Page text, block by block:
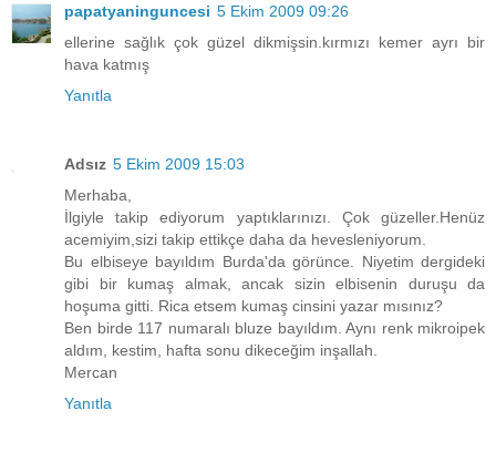
papatyaninguncesi 5 Ekim 2009 09:26
ellerine sağlık çok güzel dikmişsin.kırmızı kemer ayrı bir
hava katmış
Yanıtla
Adsız 5 Ekim 2009 15:03
Merhaba,
İlgiyle takip ediyorum yaptıklarınızı. Çok güzeller.Henüz
acemiyim,sizi takip ettikçe daha da hevesleniyorum.
Bu elbiseye bayıldım Burda'da görünce. Niyetim dergideki
gibi bir kumaş almak, ancak sizin elbisenin duruşu da
hoşuma gitti. Rica etsem kumaş cinsini yazar mısınız?
Ben birde 117 numaralı bluze bayıldım. Aynı renk mikroipek
aldım, kestim, hafta sonu dikeceğim inşallah.
Mercan
Yanıtla